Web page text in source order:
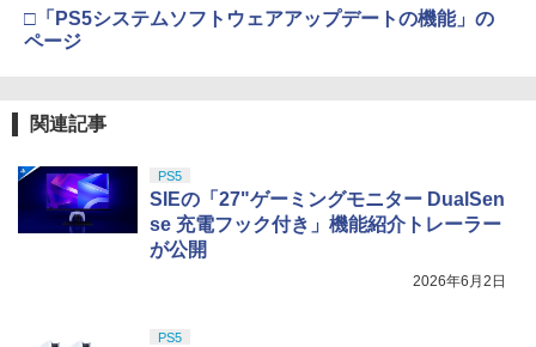
□「PS5システムソフトウェアアップデートの機能」の
ページ
関連記事
PS5
SIEの「27"ゲーミングモニター DualSen
se 充電フック付き」機能紹介トレーラー
が公開
2026年6月2日
PS5